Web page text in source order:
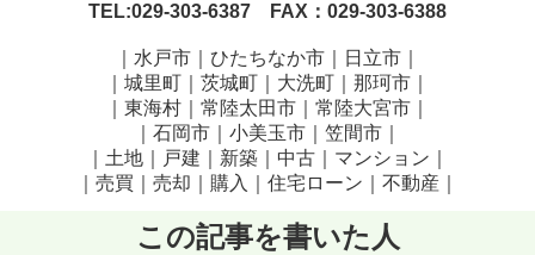
TEL:029-303-6387 FAX：029-303-6388
｜水戸市｜ひたちなか市｜日立市｜
｜城里町｜茨城町｜大洗町｜那珂市｜
｜東海村｜常陸太田市｜常陸大宮市｜
｜石岡市｜小美玉市｜笠間市
｜土地｜戸建｜新築｜中古｜マンション｜
｜売買｜売却｜購入｜住宅ローン｜不動産｜
この記事を書いた人